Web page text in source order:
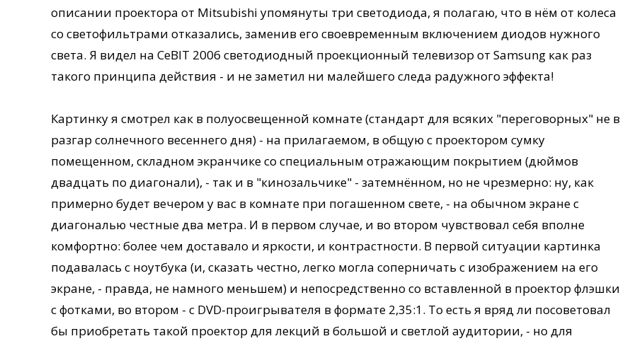
описании проектора от Mitsubishi упомянуты три светодиода, я полагаю, что в нём от колеса
со светофильтрами отказались, заменив его своевременным включением диодов нужного
света. Я видел на CeBIT 2006 светодиодный проекционный телевизор от Samsung как раз
такого принципа действия - и не заметил ни малейшего следа радужного эффекта!
Картинку я смотрел как в полуосвещенной комнате (стандарт для всяких "переговорных" не в
разгар солнечного весеннего дня) - на прилагаемом, в общую с проектором сумку
помещенном, складном экранчике со специальным отражающим покрытием (дюймов
двадцать по диагонали), - так и в "кинозальчике" - затемнённом, но не чрезмерно: ну, как
примерно будет вечером у вас в комнате при погашенном свете, - на обычном экране с
диагональю честные два метра. И в первом случае, и во втором чувствовал себя вполне
комфортно: более чем доставало и яркости, и контрастности. В первой ситуации картинка
подавалась с ноутбука (и, сказать честно, легко могла соперничать с изображением на его
экране, - правда, не намного меньшем) и непосредственно со вставленной в проектор флэшки
с фотками, во втором - с DVD-проигрывателя в формате 2,35:1. То есть я вряд ли посоветовал
бы приобретать такой проектор для лекций в большой и светлой аудитории, - но для